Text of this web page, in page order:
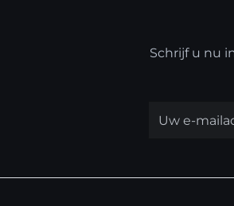
Schrijf u nu